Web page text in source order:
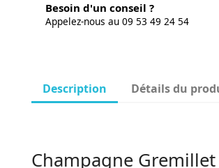
Besoin d'un conseil ?
Appelez-nous au 09 53 49 24 54
Description Détails du
Champagne Gremillet